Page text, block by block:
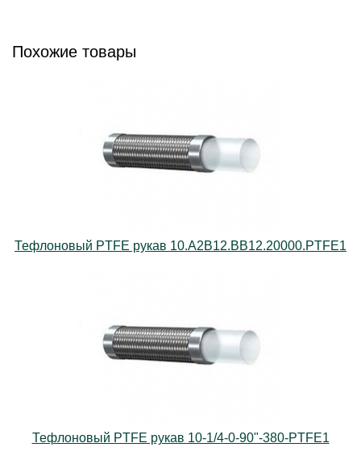
Похожие товары
Тефлоновый PTFE рукав 10.А2В12.ВВ12.20000.PTFE1
Тефлоновый PTFE рукав 10-1/4-0-90"-380-PTFE1